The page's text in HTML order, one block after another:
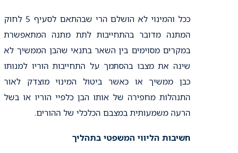
ככל והמינוי לא הושלם הרי שבהתאם לסעיף 5 לחוק
המתנה מדובר בהתחייבות לתת מתנה המתאפשרת
במקרים מסוימים בין השאר בתנאי שהבן הממשיך לא
שינה את מצבו בהסתמך על התחייבות הוריו למנותו
כבן ממשיך או כאשר ביטול המינוי מוצדק לאור
התנהלות מחפירה של אותו הבן כלפיי הוריו או בשל
הרעה משמעותית במצבם הכלכלי של ההורים.
חשיבות הליווי המשפטי בתהליך